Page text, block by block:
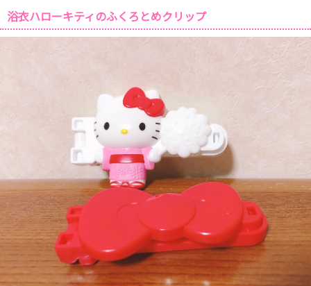
浴衣ハローキティのふくろとめクリップ